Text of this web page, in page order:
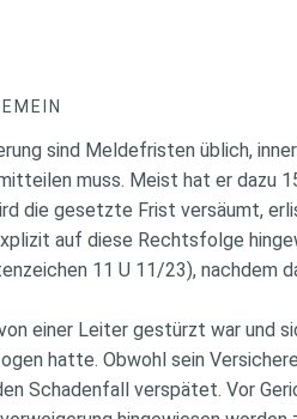
sind Meldefristen üblich,
muss. Meist hat er dazu
die gesetzte Frist versäumt,
auf diese Rechtsfolge
11 U 11/23), nachdem
einer Leiter gestürzt war und
hatte. Obwohl sein
Schadenfall verspätet. Vor